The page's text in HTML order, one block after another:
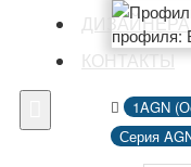
КОНТАКТЫ
1AGN
Серия